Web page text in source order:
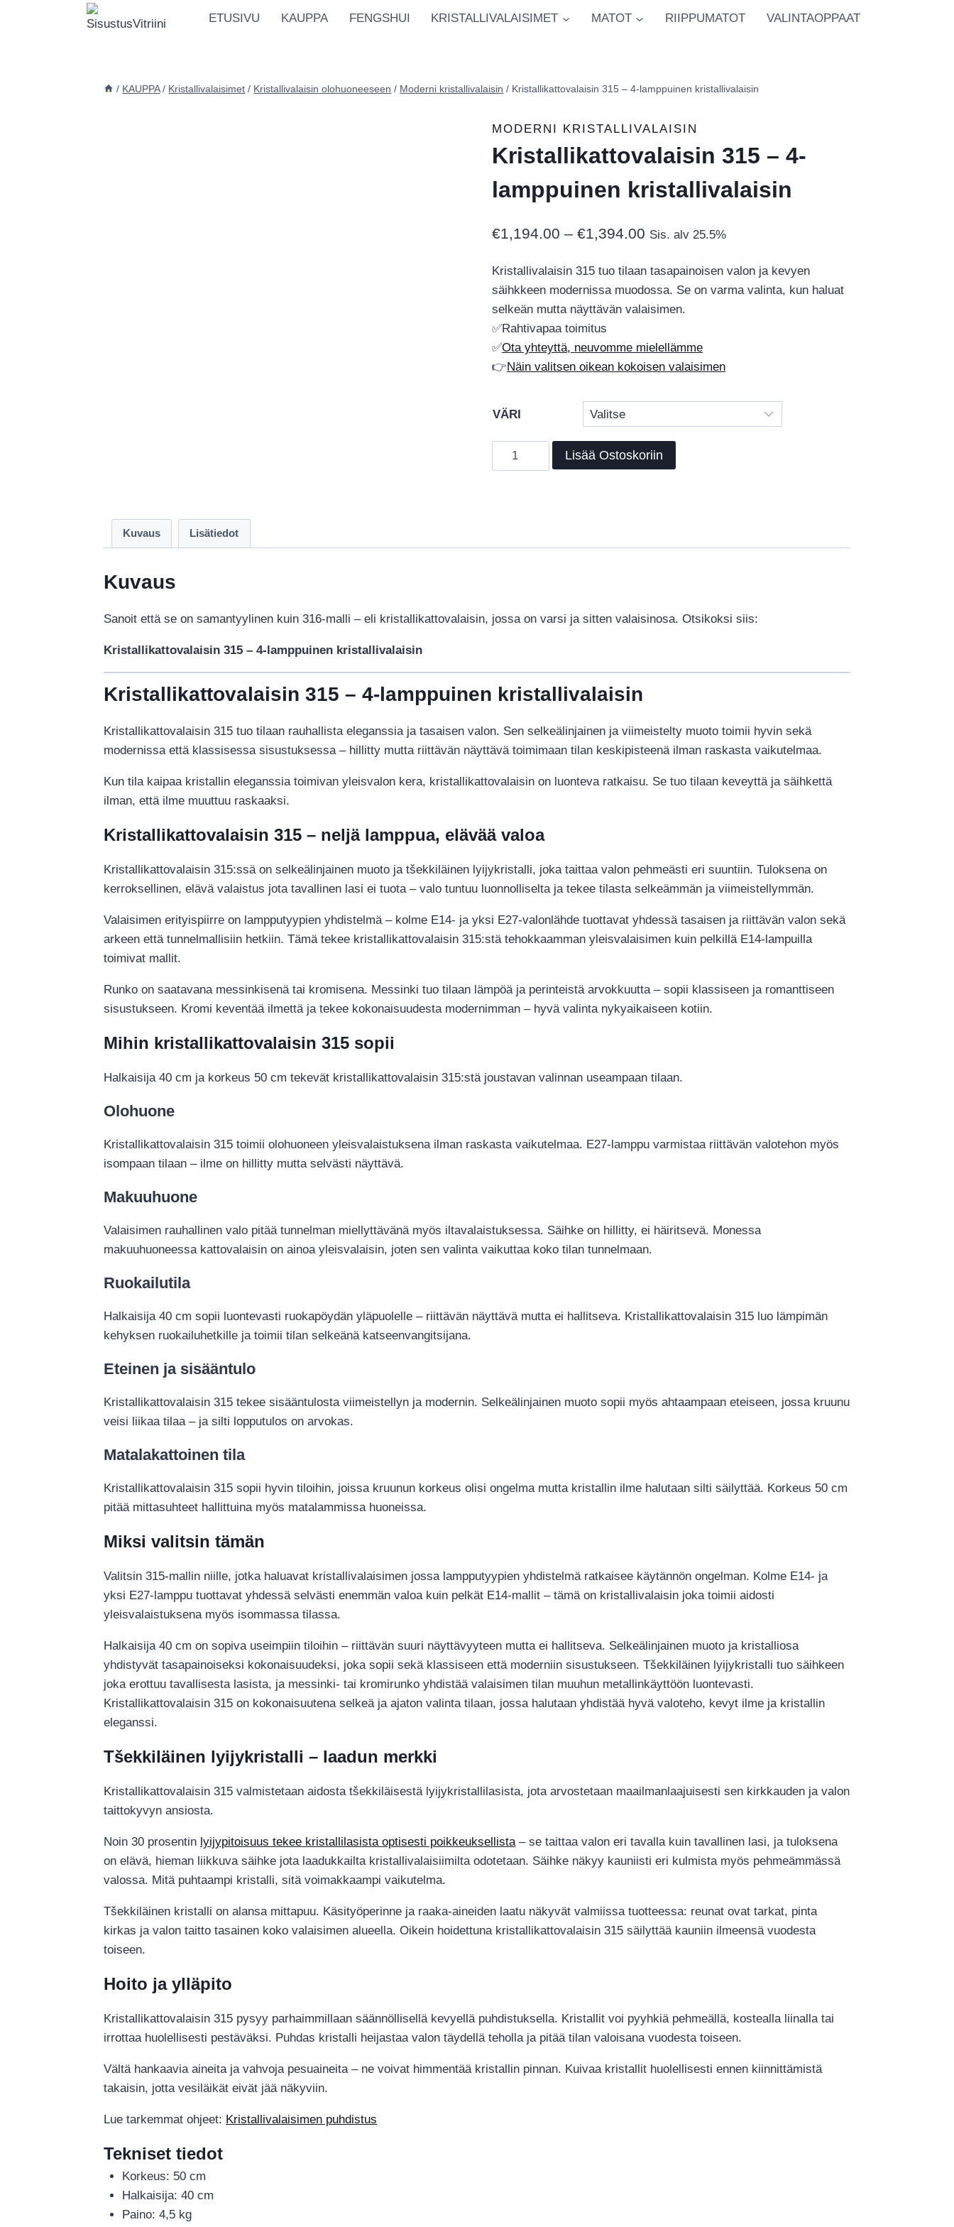
ETUSIVU KAUPPA FENGSHUI KRISTALLIVALAISIMET MATOT RIIPPUMATOT VALINTAOPPAAT
/ KAUPPA / Kristallivalaisimet / Kristallivalaisin olohuoneeseen / Moderni kristallivalaisin / Kristallikattovalaisin 315 – 4-lamppuinen kristallivalaisin
MODERNI KRISTALLIVALAISIN
Kristallikattovalaisin 315 – 4-
lamppuinen kristallivalaisin
€1,194.00 – €1,394.00 Hintaluokka:
€1,394.00
Sis. alv 25.5%
Kristallivalaisin 315 tuo tilaan tasapainoisen valon ja kevyen
säihkkeen modernissa muodossa. Se on varma valinta, kun haluat
selkeän mutta näyttävän valaisimen.
✅Rahtivapaa toimitus
✅Ota yhteyttä, neuvomme mielellämme
👉Näin valitsen oikean kokoisen valaisimen
VÄRI
Kristallikattovalaisin
315
kristallivalaisin
Lisää Ostoskoriin
Kuvaus Lisätiedot
Kuvaus
Sanoit että se on samantyylinen kuin 316-malli – eli kristallikattovalaisin, jossa on varsi ja sitten valaisinosa. Otsikoksi siis:
Kristallikattovalaisin 315 – 4-lamppuinen kristallivalaisin
Kristallikattovalaisin 315 – 4-lamppuinen kristallivalaisin
Kristallikattovalaisin 315 tuo tilaan rauhallista eleganssia ja tasaisen valon. Sen selkeälinjainen ja viimeistelty muoto toimii hyvin sekä
modernissa että klassisessa sisustuksessa – hillitty mutta riittävän näyttävä toimimaan tilan keskipisteenä ilman raskasta vaikutelmaa.
Kun tila kaipaa kristallin eleganssia toimivan yleisvalon kera, kristallikattovalaisin on luonteva ratkaisu. Se tuo tilaan keveyttä ja säihkettä
ilman, että ilme muuttuu raskaaksi.
Kristallikattovalaisin 315 – neljä lamppua, elävää valoa
Kristallikattovalaisin 315:ssä on selkeälinjainen muoto ja tšekkiläinen lyijykristalli, joka taittaa valon pehmeästi eri suuntiin. Tuloksena on
kerroksellinen, elävä valaistus jota tavallinen lasi ei tuota – valo tuntuu luonnolliselta ja tekee tilasta selkeämmän ja viimeistellymmän.
Valaisimen erityispiirre on lampputyypien yhdistelmä – kolme E14- ja yksi E27-valonlähde tuottavat yhdessä tasaisen ja riittävän valon sekä
arkeen että tunnelmallisiin hetkiin. Tämä tekee kristallikattovalaisin 315:stä tehokkaamman yleisvalaisimen kuin pelkillä E14-lampuilla
toimivat mallit.
Runko on saatavana messinkisenä tai kromisena. Messinki tuo tilaan lämpöä ja perinteistä arvokkuutta – sopii klassiseen ja romanttiseen
sisustukseen. Kromi keventää ilmettä ja tekee kokonaisuudesta modernimman – hyvä valinta nykyaikaiseen kotiin.
Mihin kristallikattovalaisin 315 sopii
Halkaisija 40 cm ja korkeus 50 cm tekevät kristallikattovalaisin 315:stä joustavan valinnan useampaan tilaan.
Olohuone
Kristallikattovalaisin 315 toimii olohuoneen yleisvalaistuksena ilman raskasta vaikutelmaa. E27-lamppu varmistaa riittävän valotehon myös
isompaan tilaan – ilme on hillitty mutta selvästi näyttävä.
Makuuhuone
Valaisimen rauhallinen valo pitää tunnelman miellyttävänä myös iltavalaistuksessa. Säihke on hillitty, ei häiritsevä. Monessa
makuuhuoneessa kattovalaisin on ainoa yleisvalaisin, joten sen valinta vaikuttaa koko tilan tunnelmaan.
Ruokailutila
Halkaisija 40 cm sopii luontevasti ruokapöydän yläpuolelle – riittävän näyttävä mutta ei hallitseva. Kristallikattovalaisin 315 luo lämpimän
kehyksen ruokailuhetkille ja toimii tilan selkeänä katseenvangitsijana.
Eteinen ja sisääntulo
Kristallikattovalaisin 315 tekee sisääntulosta viimeistellyn ja modernin. Selkeälinjainen muoto sopii myös ahtaampaan eteiseen, jossa kruunu
veisi liikaa tilaa – ja silti lopputulos on arvokas.
Matalakattoinen tila
Kristallikattovalaisin 315 sopii hyvin tiloihin, joissa kruunun korkeus olisi ongelma mutta kristallin ilme halutaan silti säilyttää. Korkeus 50 cm
pitää mittasuhteet hallittuina myös matalammissa huoneissa.
Miksi valitsin tämän
Valitsin 315-mallin niille, jotka haluavat kristallivalaisimen jossa lampputyypien yhdistelmä ratkaisee käytännön ongelman. Kolme E14- ja
yksi E27-lamppu tuottavat yhdessä selvästi enemmän valoa kuin pelkät E14-mallit – tämä on kristallivalaisin joka toimii aidosti
yleisvalaistuksena myös isommassa tilassa.
Halkaisija 40 cm on sopiva useimpiin tiloihin – riittävän suuri näyttävyyteen mutta ei hallitseva. Selkeälinjainen muoto ja kristalliosa
yhdistyvät tasapainoiseksi kokonaisuudeksi, joka sopii sekä klassiseen että moderniin sisustukseen. Tšekkiläinen lyijykristalli tuo säihkeen
joka erottuu tavallisesta lasista, ja messinki- tai kromirunko yhdistää valaisimen tilan muuhun metallinkäyttöön luontevasti.
Kristallikattovalaisin 315 on kokonaisuutena selkeä ja ajaton valinta tilaan, jossa halutaan yhdistää hyvä valoteho, kevyt ilme ja kristallin
eleganssi.
Tšekkiläinen lyijykristalli – laadun merkki
Kristallikattovalaisin 315 valmistetaan aidosta tšekkiläisestä lyijykristallilasista, jota arvostetaan maailmanlaajuisesti sen kirkkauden ja valon
taittokyvyn ansiosta.
Noin 30 prosentin lyijypitoisuus tekee kristallilasista optisesti poikkeuksellista– se taittaa valon eri tavalla kuin tavallinen lasi, ja tuloksena
on elävä, hieman liikkuva säihke jota laadukkailta kristallivalaisiimilta odotetaan. Säihke näkyy kauniisti eri kulmista myös pehmeämmässä
valossa. Mitä puhtaampi kristalli, sitä voimakkaampi vaikutelma.
Tšekkiläinen kristalli on alansa mittapuu. Käsityöperinne ja raaka-aineiden laatu näkyvät valmiissa tuotteessa: reunat ovat tarkat, pinta
kirkas ja valon taitto tasainen koko valaisimen alueella. Oikein hoidettuna kristallikattovalaisin 315 säilyttää kauniin ilmeensä vuodesta
toiseen.
Hoito ja ylläpito
Kristallikattovalaisin 315 pysyy parhaimmillaan säännöllisellä kevyellä puhdistuksella. Kristallit voi pyyhkiä pehmeällä, kostealla liinalla tai
irrottaa huolellisesti pestäväksi. Puhdas kristalli heijastaa valon täydellä teholla ja pitää tilan valoisana vuodesta toiseen.
Vältä hankaavia aineita ja vahvoja pesuaineita – ne voivat himmentää kristallin pinnan. Kuivaa kristallit huolellisesti ennen kiinnittämistä
takaisin, jotta vesiläikät eivät jää näkyviin.
Lue tarkemmat ohjeet: Kristallivalaisimen puhdistus
Tekniset tiedot
Korkeus: 50 cm
Halkaisija: 40 cm
Paino: 4,5 kg